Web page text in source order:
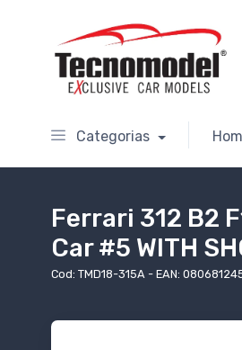
Categorias
Ferrari 312 B2
Car #5 WITH
Cod: TMD18-315A - EAN: